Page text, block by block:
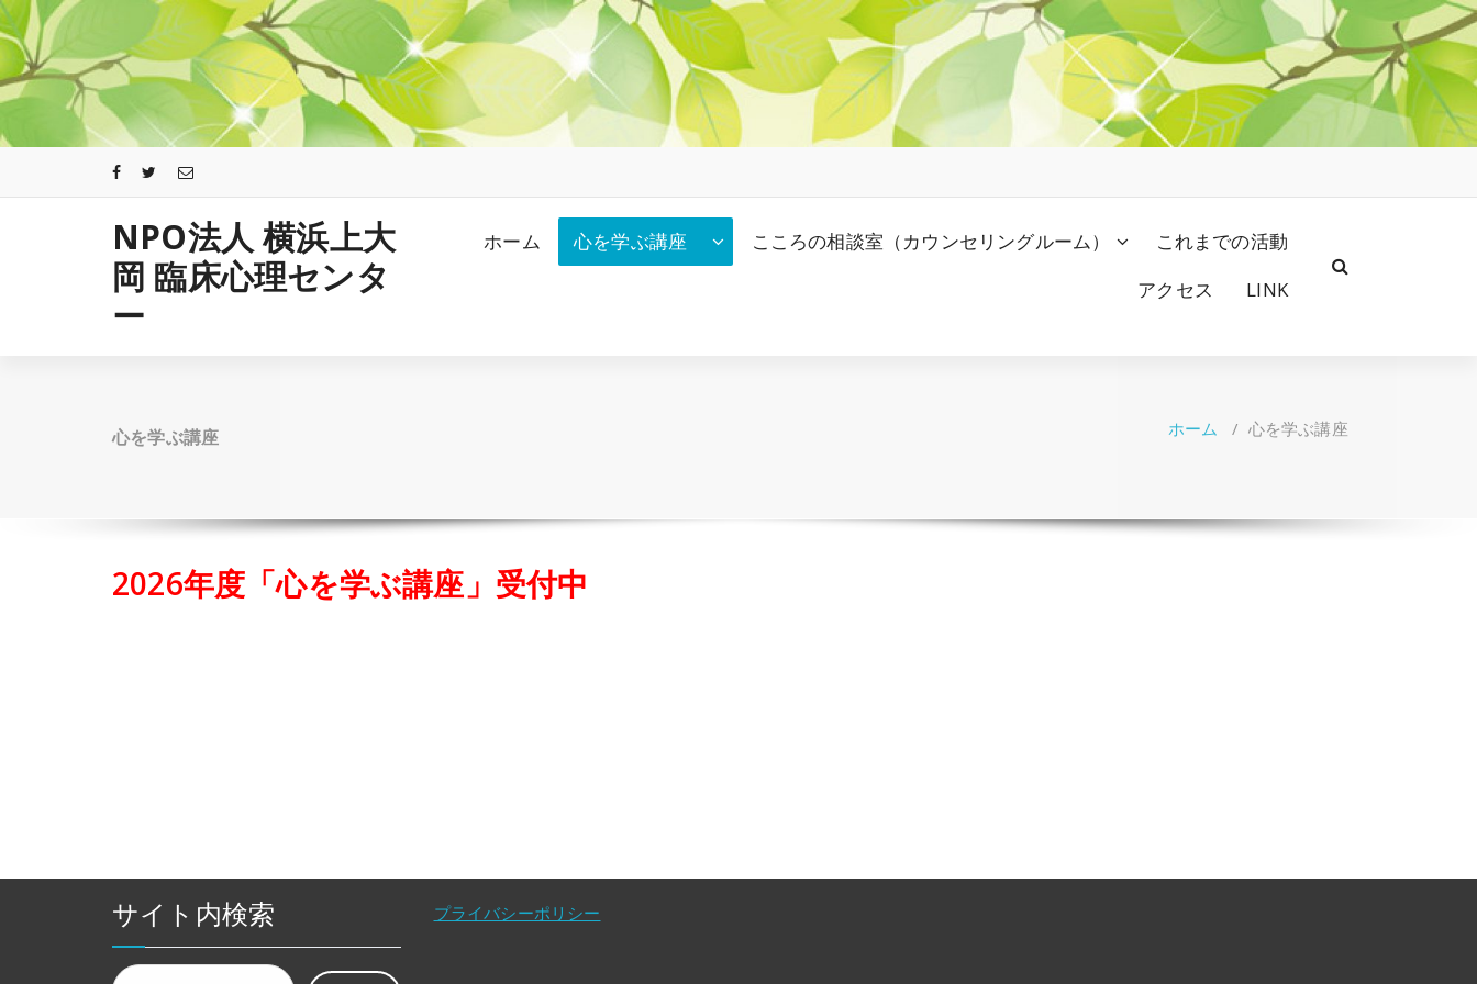
コ
ン
テ
ン
ツ
ス
NPO法人 横浜上大
岡 臨床心理センタ
ー
ホーム 心を学ぶ講座 こころの相談室（カウンセリングルーム）
これまでの活動
アクセス
LINK
心を学ぶ講座 ホーム / 心を学ぶ講座
2026年度「心を学ぶ講座」 受付中
サイト内検索
検
プライバシーポリシー